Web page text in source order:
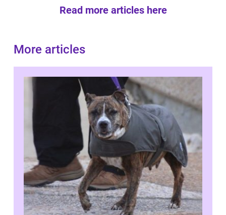
Read more articles here
More articles